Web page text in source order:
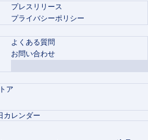
プレスリリース
プライバシーポリシー
よくある質問
お問い合わせ
ア
カレンダー